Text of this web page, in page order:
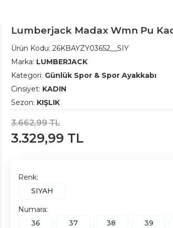
Lumberjack Madax Wmn Pu
Ürün Kodu: 26KBAYZY03652__SIY
Marka: LUMBERJACK
Kategori: Günlük Spor & Spor Ayakkabı
Cinsiyet: KADIN
Sezon: KIŞLIK
3.662,99 TL
3.329,99 TL
Renk:
SIYAH
Numara:
36
37 38 39